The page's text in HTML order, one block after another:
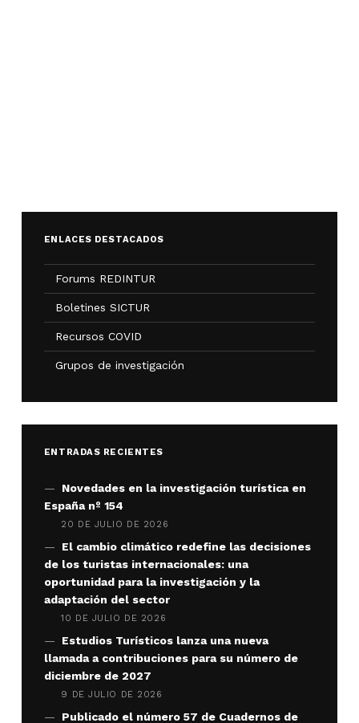
ENLACES DESTACADOS
Forums REDINTUR
Boletines SICTUR
Recursos COVID
Grupos de investigación
ENTRADAS RECIENTES
Novedades en la investigación turística en
España nº 154
20 DE JULIO DE 2026
El cambio climático redefine las decisiones
de los turistas internacionales: una
oportunidad para la investigación y la
adaptación del sector
10 DE JULIO DE 2026
Estudios Turísticos lanza una nueva
llamada a contribuciones para su número de
diciembre de 2027
9 DE JULIO DE 2026
Publicado el número 57 de Cuadernos de